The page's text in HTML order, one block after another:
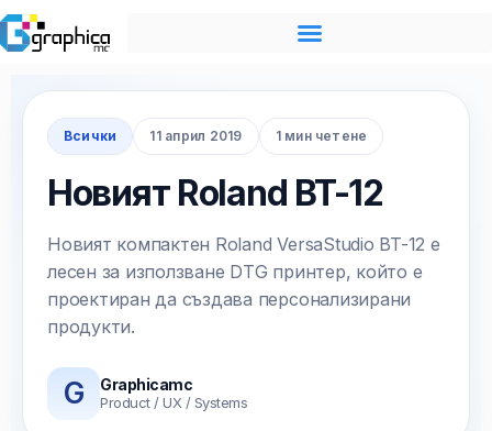
Skip
to
content
Всички 11 април 2019 1 мин четене
Новият Roland BT-12
Новият компактен Roland VersaStudio BT-12 e
лесен за използване DTG принтер, който е
проектиран да създава персонализирани
продукти.
G Graphicamc
Product / UX / Systems